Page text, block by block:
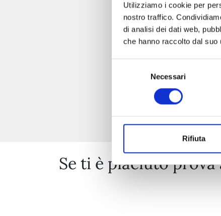
Utilizziamo i cookie per
nostro traffico.
di analisi dei dati web,
che hanno raccolto dal
Necessari
Rifiuta
Se ti è piaciuto prova